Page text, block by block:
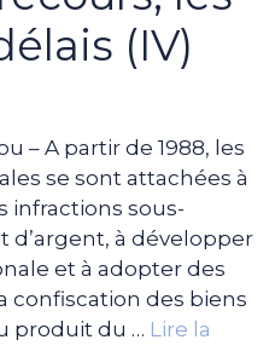
(IV)
– A partir de 1988, les
se sont attachées à
infractions sous-
d’argent, à développer
et à adopter des
confiscation des biens
produit du … Lire la